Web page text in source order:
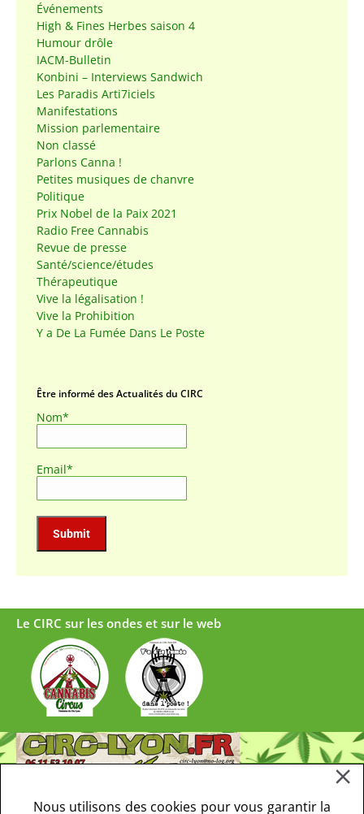
Événements
High & Fines Herbes saison 4
Humour drôle
IACM-Bulletin
Konbini – Interviews Sandwich
Les Paradis Arti7iciels
Manifestations
Mission parlementaire
Non classé
Parlons Canna !
Petites musiques de chanvre
Politique
Prix Nobel de la Paix 2021
Radio Free Cannabis
Revue de presse
Santé/science/études
Thérapeutique
Vive la légalisation !
Vive la Prohibition
Y a De La Fumée Dans Le Poste
Être informé des Actualités du CIRC
Nom*
Email*
Le CIRC sur les ondes et sur le web
Nous utilisons des cookies pour vous garantir la